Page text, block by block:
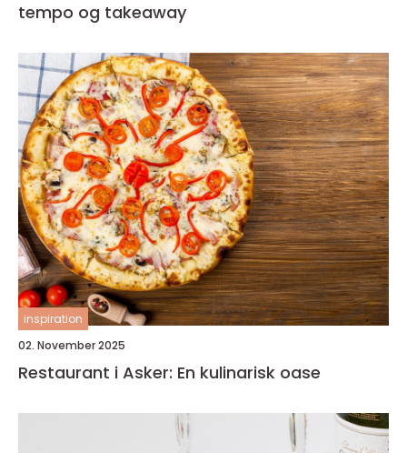
tempo og takeaway
inspiration
02. November 2025
Restaurant i Asker: En kulinarisk oase